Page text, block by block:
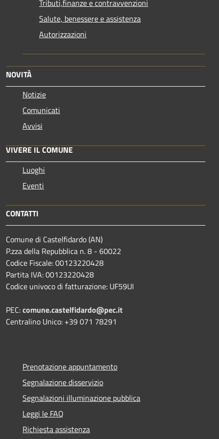
Tributi,finanze e contravvenzioni
Salute, benessere e assistenza
Autorizzazioni
NOVITÀ
Notizie
Comunicati
Avvisi
VIVERE IL COMUNE
Luoghi
Eventi
CONTATTI
Comune di Castelfidardo (AN)
P.zza della Repubblica n. 8 - 60022
Codice Fiscale: 00123220428
Partita IVA: 00123220428
Codice univoco di fatturazione: UF59UI
PEC:comune.castelfidardo@pec.it
Centralino Unico: +39 071 78291
Prenotazione appuntamento
Segnalazione disservizio
Segnalazioni illuminazione pubblica
Leggi le FAQ
Richiesta assistenza